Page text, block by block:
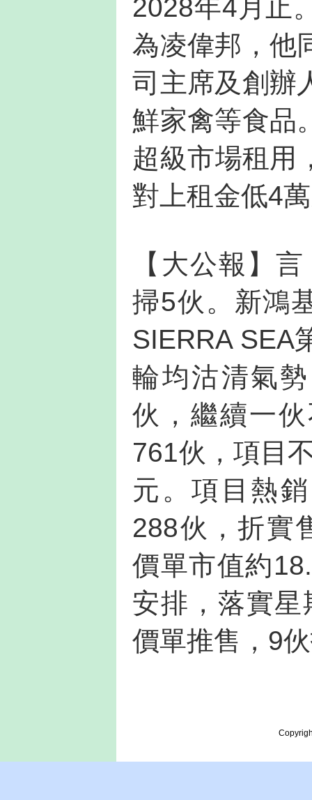
2028年4月止
為凌偉邦，他
司主席及創辦
鮮家禽等食品
超級市場租用
對上租金低4
【大公報】
掃5伙。新鴻
SIERRA SEA
輪均沽清氣
伙，繼續一
761伙，項目
元。項目熱
288伙，折實
價單市值約
安排，落實
價單推售，9